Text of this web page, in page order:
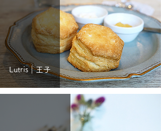
Lutris｜王子